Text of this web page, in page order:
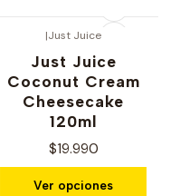
|Just Juice
Just Juice
Coconut Cream
Cheesecake
120ml
$19.990
Ver opciones